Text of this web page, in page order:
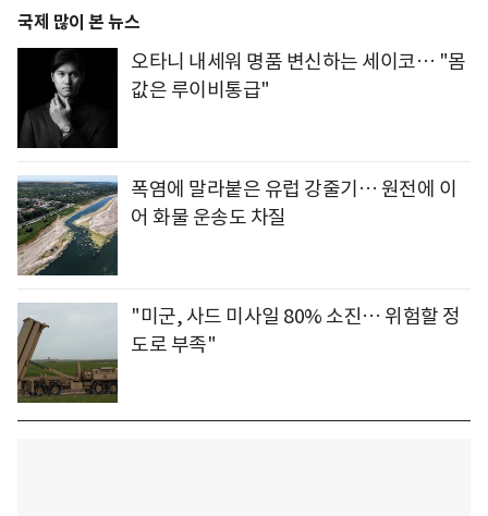
국제 많이 본 뉴스
오타니 내세워 명품 변신하는 세이코… "몸
값은 루이비통급"
폭염에 말라붙은 유럽 강줄기… 원전에 이
어 화물 운송도 차질
"미군, 사드 미사일 80% 소진… 위험할 정
도로 부족"